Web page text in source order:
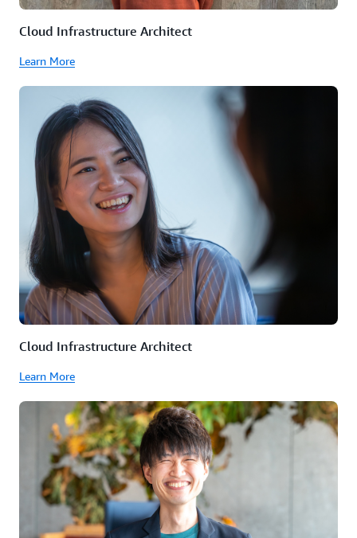
Cloud Infrastructure Architect
Learn More
Cloud Infrastructure Architect
Learn More